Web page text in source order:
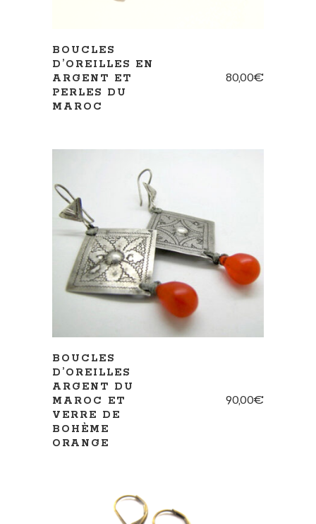
BOUCLES
D’OREILLES EN
ARGENT ET
PERLES DU
MAROC
80,00€
AJOUTER AU PANIER
BOUCLES
D’OREILLES
ARGENT DU
MAROC ET
VERRE DE
BOHÈME
ORANGE
90,00€